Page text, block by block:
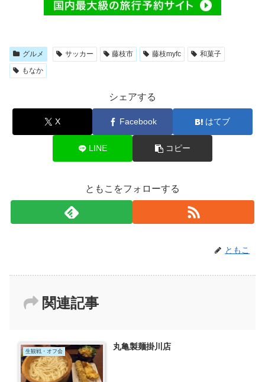
グルメ サッカー 藤枝市 藤枝myfc
和菓子
もなか
シェアする
X Facebook はてブ
LINE コピー
ともこをフォローする
ともこ
関連記事
生観戦・オフ会 丸亀製麺掛川店